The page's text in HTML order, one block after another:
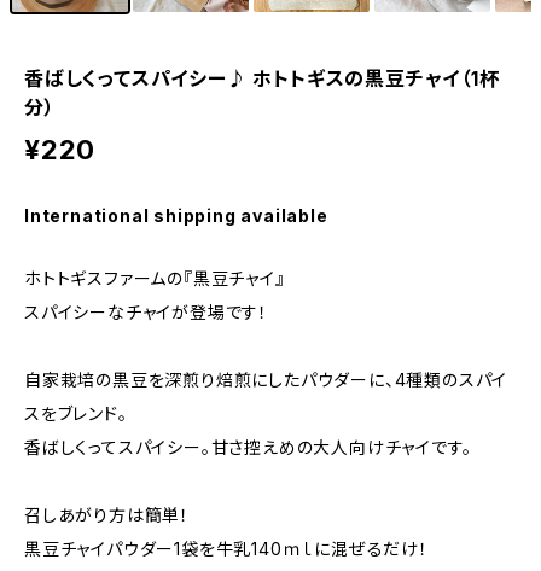
香ばしくってスパイシー♪ ホトトギスの黒豆チャイ（1杯
分）
¥220
International shipping available
ホトトギスファームの『黒豆チャイ』
スパイシーなチャイが登場です！
自家栽培の黒豆を深煎り焙煎にしたパウダーに、4種類のスパイ
スをブレンド。
香ばしくってスパイシー。甘さ控えめの大人向けチャイです。
召しあがり方は簡単！
黒豆チャイパウダー1袋を牛乳140ｍｌに混ぜるだけ！